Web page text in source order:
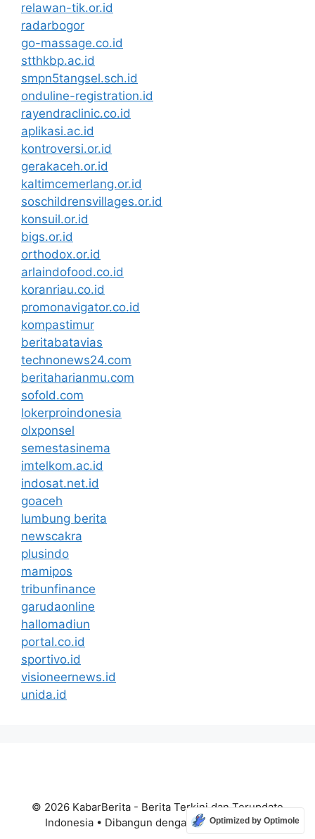
relawan-tik.or.id
radarbogor
go-massage.co.id
stthkbp.ac.id
smpn5tangsel.sch.id
onduline-registration.id
rayendraclinic.co.id
aplikasi.ac.id
kontroversi.or.id
gerakaceh.or.id
kaltimcemerlang.or.id
soschildrensvillages.or.id
konsuil.or.id
bigs.or.id
orthodox.or.id
arlaindofood.co.id
koranriau.co.id
promonavigator.co.id
kompastimur
beritabatavias
technonews24.com
beritaharianmu.com
sofold.com
lokerproindonesia
olxponsel
semestasinema
imtelkom.ac.id
indosat.net.id
goaceh
lumbung berita
newscakra
plusindo
mamipos
tribunfinance
garudaonline
hallomadiun
portal.co.id
sportivo.id
visioneernews.id
unida.id
© 2026 KabarBerita - Berita Terkini dan Terupdate
Indonesia• Dibangun denganGeneratePress
Optimized by Optimole